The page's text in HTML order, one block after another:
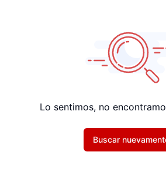
Lo sentimos, no
Buscar